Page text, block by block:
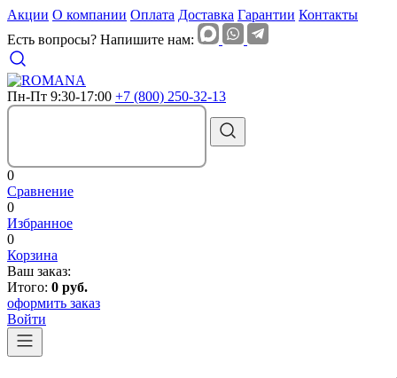
Акции О компании Оплата Доставка Гарантии Контакты
Есть вопросы? Напишите нам:
Пн-Пт 9:30-17:00 +7 (800) 250-32-13
0
Сравнение
0
Избранное
0
Корзина
Ваш заказ:
Итого: 0 руб.
оформить заказ
Войти